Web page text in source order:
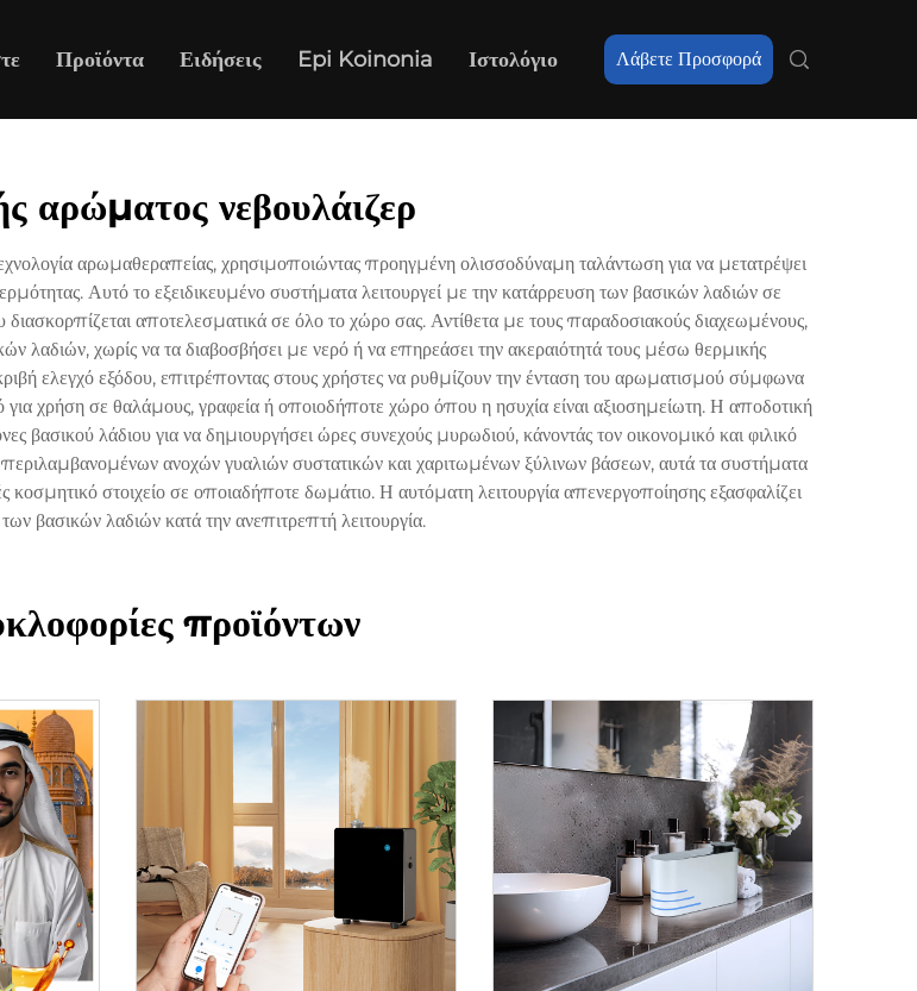
Προϊόντα Ειδήσεις Epi Koinonia Ιστολόγιο Λάβετε Προσφορά
αρώματος νεβουλάιζερ
αρωμαθεραπείας, χρησιμοποιώντας προηγμένη ολισσοδύναμη ταλάντωση για να μετατρέψει
Αυτό το εξειδικευμένο συστήματα λειτουργεί με την κατάρρευση των βασικών λαδιών σε
αποτελεσματικά σε όλο το χώρο σας. Αντίθετα με τους παραδοσιακούς διαχεωμένους,
λαδιών, χωρίς να τα διαβοσβήσει με νερό ή να επηρεάσει την ακεραιότητά τους μέσω θερμικής
ελεγχό εξόδου, επιτρέποντας στους χρήστες να ρυθμίζουν την ένταση του αρωματισμού σύμφωνα
για χρήση σε θαλάμους, γραφεία ή οποιοδήποτε χώρο όπου η ησυχία είναι αξιοσημείωτη. Η αποδοτική
βασικού λάδιου για να δημιουργήσει ώρες συνεχούς μυρωδιού, κάνοντάς τον οικονομικό και φιλικό
ανοχών γυαλιών συστατικών και χαριτωμένων ξύλινων βάσεων, αυτά τα συστήματα
στοιχείο σε οποιαδήποτε δωμάτιο. Η αυτόματη λειτουργία απενεργοποίησης εξασφαλίζει
βασικών λαδιών κατά την ανεπιτρεπτή λειτουργία.
προϊόντων